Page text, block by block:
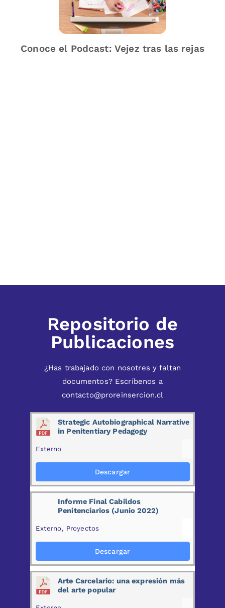
Conoce el Podcast: Vejez tras las rejas
Repositorio de
Publicaciones
¿Has trabajado con nosotres y faltan
documentos? Escríbenos a
contacto@proreinsercion.cl
Strategic Autobiographical Narrative
in Penitentiary Pedagogy
Externo
Descargar
Informe Final Cabildos
Penitenciarios (Junio 2022)
Externo, Proyectos
Descargar
Arte Carcelario: una expresión más
del arte popular